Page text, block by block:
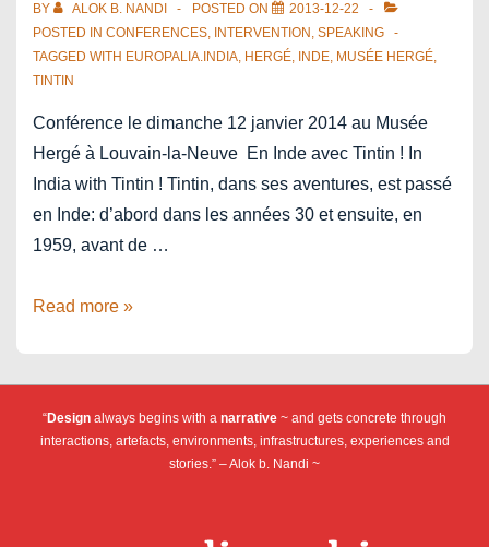
BY ALOK B. NANDI POSTED ON
2013-12-22
POSTED IN CONFERENCES, INTERVENTION , SPEAKING
TAGGED WITH EUROPALIA.INDIA, HERGÉ, INDE, MUSÉE HERGÉ,
TINTIN
Conférence le dimanche 12 janvier 2014 au Musée
Hergé à Louvain-la-Neuve En Inde avec Tintin ! In
India with Tintin ! Tintin, dans ses aventures, est passé
en Inde: d’abord dans les années 30 et ensuite, en
1959, avant de …
europalia.india
avec
Read more »
“Design always begins with a narrative ~ and gets concrete through
interactions, artefacts, environments, infrastructures, experiences and
stories.” – Alok b. Nandi ~